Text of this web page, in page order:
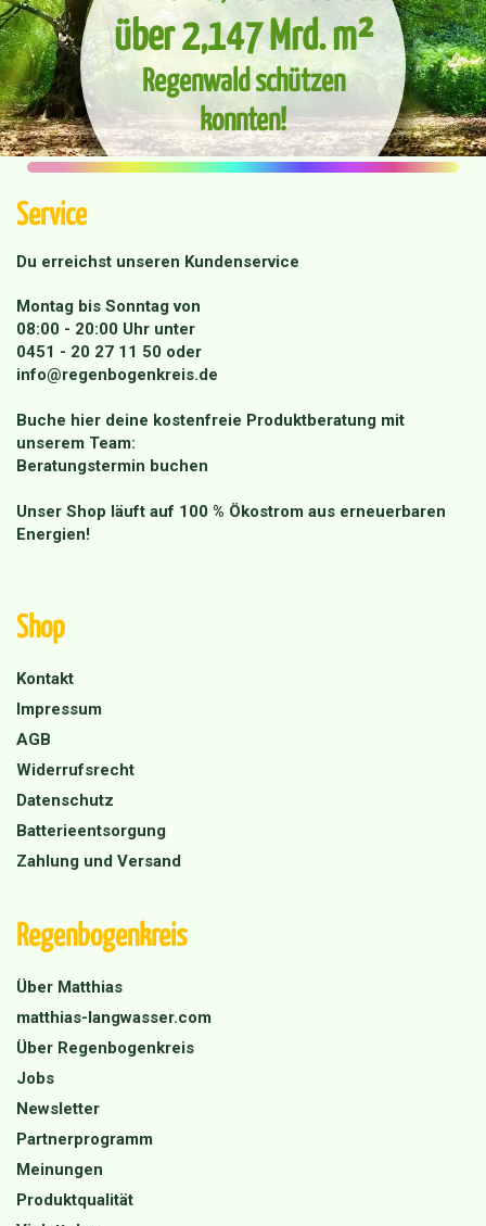
über 2,147 Mrd. m²
Regenwald schützen
konnten!
Service
Du erreichst unseren Kundenservice
Montag bis Sonntag von
08:00 - 20:00 Uhr unter
0451 - 20 27 11 50 oder
info@regenbogenkreis.de
Buche hier deine kostenfreie Produktberatung mit
unserem Team:
Beratungstermin buchen
Unser Shop läuft auf 100 % Ökostrom aus erneuerbaren
Energien!
Shop
Kontakt
Impressum
AGB
Widerrufsrecht
Datenschutz
Batterieentsorgung
Zahlung und Versand
Regenbogenkreis
Über Matthias
matthias-langwasser.com
Über Regenbogenkreis
Jobs
Newsletter
Partnerprogramm
Meinungen
Produktqualität